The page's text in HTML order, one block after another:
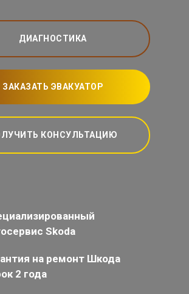
ДИАГНОСТИКА
ЗАКАЗАТЬ ЭВАКУАТОР
КОНСУЛЬТАЦИЮ
Skoda
на ремонт Шкода
2 года